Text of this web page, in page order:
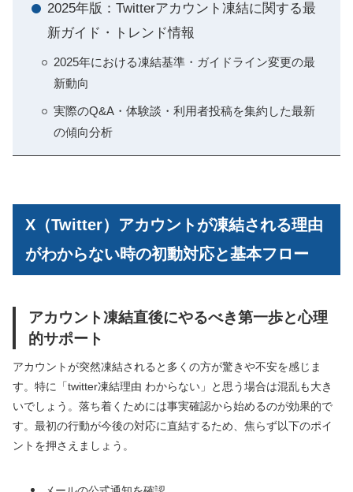
2025年版：Twitterアカウント凍結に関する最
新ガイド・トレンド情報
2025年における凍結基準・ガイドライン変更の最
新動向
実際のQ&A・体験談・利用者投稿を集約した最新
の傾向分析
X（Twitter）アカウントが凍結される理由
がわからない時の初動対応と基本フロー
アカウント凍結直後にやるべき第一歩と心理
的サポート
アカウントが突然凍結されると多くの方が驚きや不安を感じま
す。特に「twitter凍結理由 わからない」と思う場合は混乱も大き
いでしょう。落ち着くためには事実確認から始めるのが効果的で
す。最初の行動が今後の対応に直結するため、焦らず以下のポイ
ントを押さえましょう。